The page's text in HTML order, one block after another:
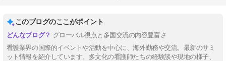
このブログのここがポイント
グローバル視点と多国交流の内容豊富さ
看護業界の国際的イベントや活動を中心に、海外勤務や交流、最新のサミ
ット情報を紹介しています。多文化の看護師たちの経験談や現地の様子、